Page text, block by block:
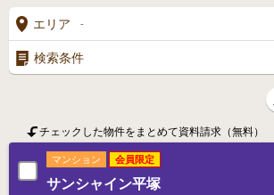
エリア -
検索条件
チェックした物件をまとめて資料請求（無料）
マンション 会員限定
サンシャイン平塚